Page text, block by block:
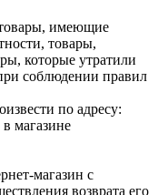
имеющие
товары,
которые утратили
соблюдении правил
по адресу:
магазине
магазин с
возврата его